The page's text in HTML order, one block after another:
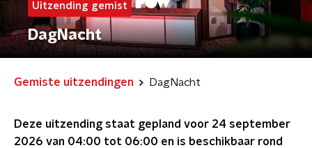
Uitzending gemist
DagNacht
Gemiste uitzendingen DagNacht
Deze uitzending staat gepland voor 24 september
2026 van 04:00 tot 06:00 en is beschikbaar rond